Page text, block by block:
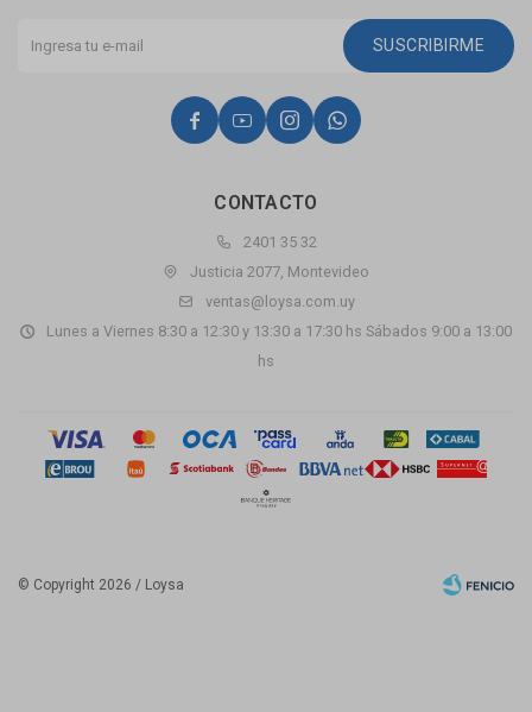
CONTACTO
2401 35 32
Justicia 2077, Montevideo
ventas@loysa.com.uy
Lunes a Viernes 8:30 a 12:30 y 13:30 a 17:30 hs Sábados 9:00 a 13:00
hs
SUSCRIBIRME
   
© Copyright 2026 / Loysa